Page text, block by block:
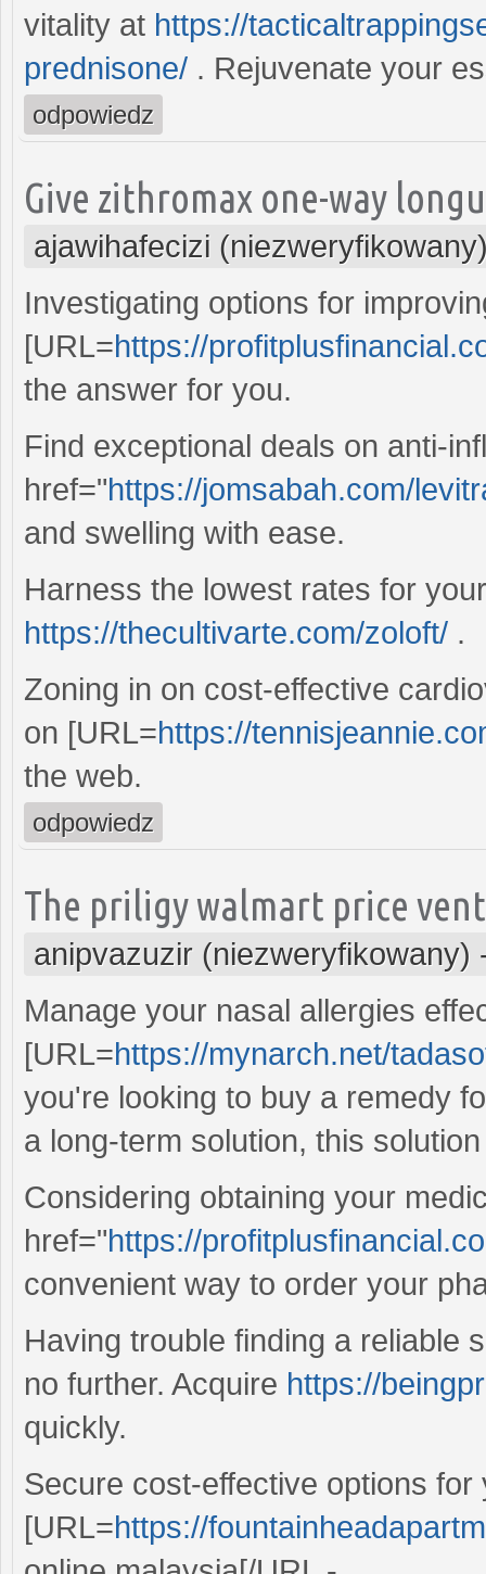
vitality at https://
prednisone/ . Rejuvenate your
odpowiedz
Give zithromax one-way
ajawihafecizi
Investigating options for
[URL=https://
the answer for you.
Find exceptional deals on anti-
href="https://jomsabah.com/
and swelling with ease.
Harness the lowest rates for
https://thecultivarte.com/zoloft/ .
Zoning in on cost-effective
on [URL=https://
the web.
odpowiedz
The priligy walmart price
anipvazuzir (niezweryfikowany)
Manage your nasal allergies
[URL=https://mynarch.net/
you're looking to buy a remedy
a long-term solution, this
Considering obtaining your
href="https://
convenient way to order your
Having trouble finding a reliable
no further. Acquire https://
quickly.
Secure cost-effective options
[URL=https://